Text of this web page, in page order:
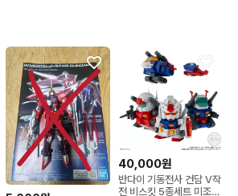
40,000원
반다이 기동전사 건담 V작
전 비스킷 5종세트 미조립